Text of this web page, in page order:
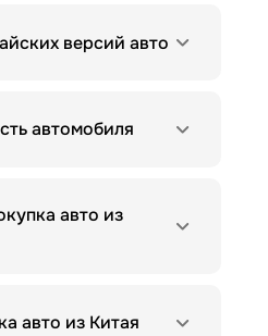
версий авто
автомобиля
авто из
авто из Китая